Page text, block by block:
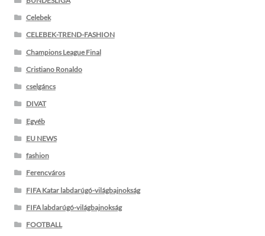
Celebek
CELEBEK-TREND-FASHION
Champions League Final
Cristiano Ronaldo
cselgáncs
DIVAT
Egyéb
EU NEWS
fashion
Ferencváros
FIFA Katar labdarúgó-világbajnokság
FIFA labdarúgó-világbajnokság
FOOTBALL